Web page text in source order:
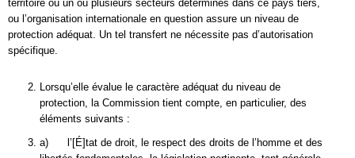
territoire ou un ou plusieurs secteurs déterminés dans ce pays tiers,
ou l’organisation internationale en question assure un niveau de
protection adéquat. Un tel transfert ne nécessite pas d’autorisation
spécifique.
Lorsqu’elle évalue le caractère adéquat du niveau de
protection, la Commission tient compte, en particulier, des
éléments suivants :
a) l’[É]tat de droit, le respect des droits de l’homme et des